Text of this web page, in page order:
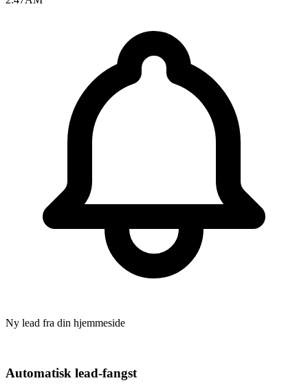
Ny lead fra din hjemmeside
Automatisk lead-fangst